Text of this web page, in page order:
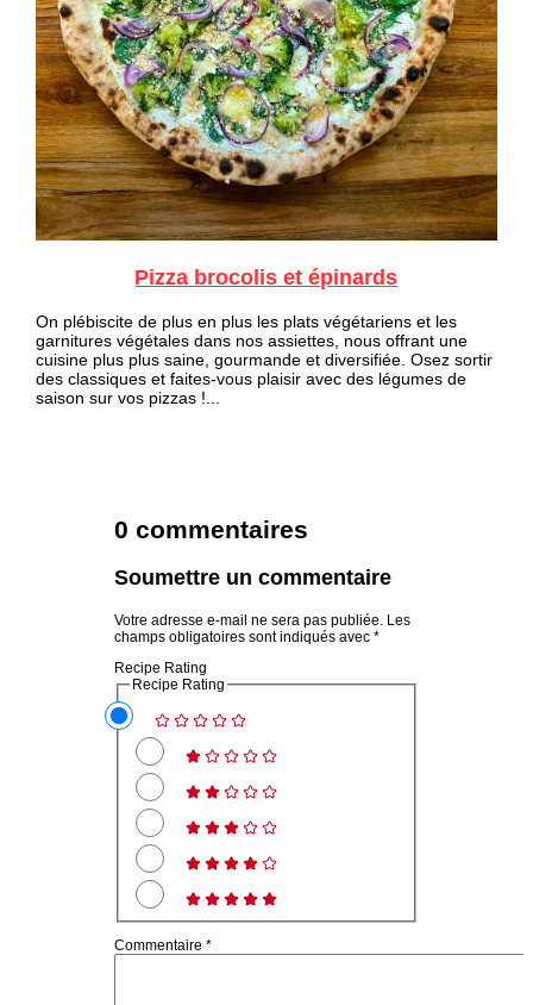
Pizza brocolis et épinards
On plébiscite de plus en plus les plats végétariens et les
garnitures végétales dans nos assiettes, nous offrant une
cuisine plus plus saine, gourmande et diversifiée. Osez sortir
des classiques et faites-vous plaisir avec des légumes de
saison sur vos pizzas !...
0 commentaires
Soumettre un commentaire
Votre adresse e-mail ne sera pas publiée. Les
champs obligatoires sont indiqués avec*
Recipe Rating
Recipe Rating
Commentaire*